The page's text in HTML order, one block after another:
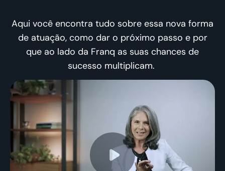
Aqui você encontra tudo sobre essa nova forma
de atuação, como dar o próximo passo e por
que ao lado da Franq as suas chances de
sucesso multiplicam.